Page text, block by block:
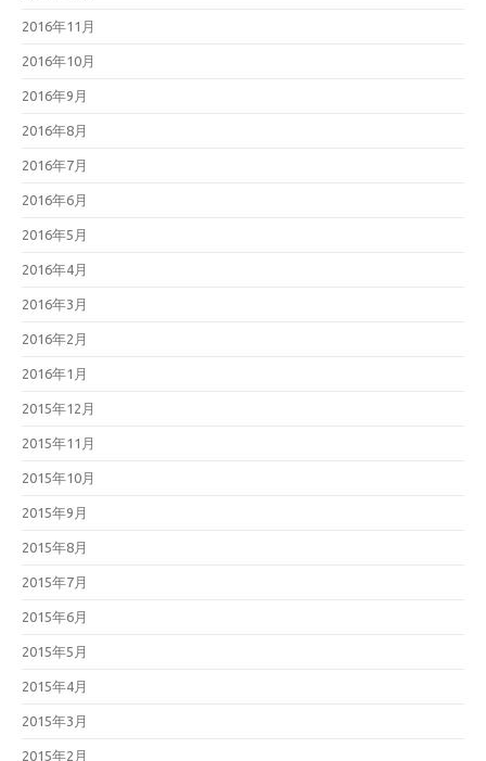
2016年11月
2016年10月
2016年9月
2016年8月
2016年7月
2016年6月
2016年5月
2016年4月
2016年3月
2016年2月
2016年1月
2015年12月
2015年11月
2015年10月
2015年9月
2015年8月
2015年7月
2015年6月
2015年5月
2015年4月
2015年3月
2015年2月